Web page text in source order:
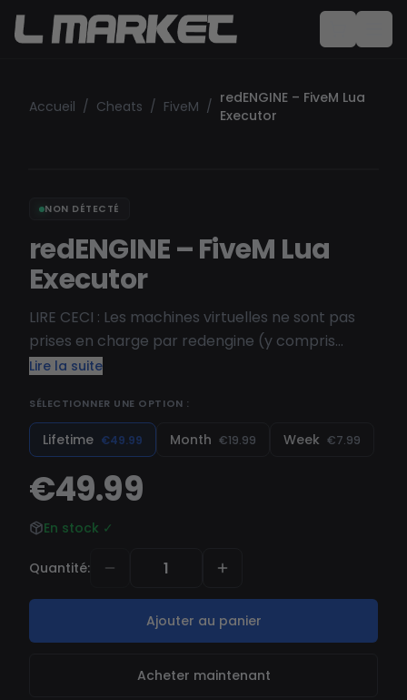
Accueil / Cheats / FiveM / redENGINE – FiveM Lua
Executor
NON DÉTECTÉ
redENGINE – FiveM Lua
Executor
LIRE CECI : Les machines virtuelles ne sont pas
prises en charge par redengine (y compris
Shadow Pc) Obtenez le meilleur exécuteur Lua
Lire la suite
SÉLECTIONNER UNE OPTION :
Lifetime €49.99 Month €19.99 Week €7.99
€49.99
En stock ✓
Quantité:
Ajouter au panier
Acheter maintenant